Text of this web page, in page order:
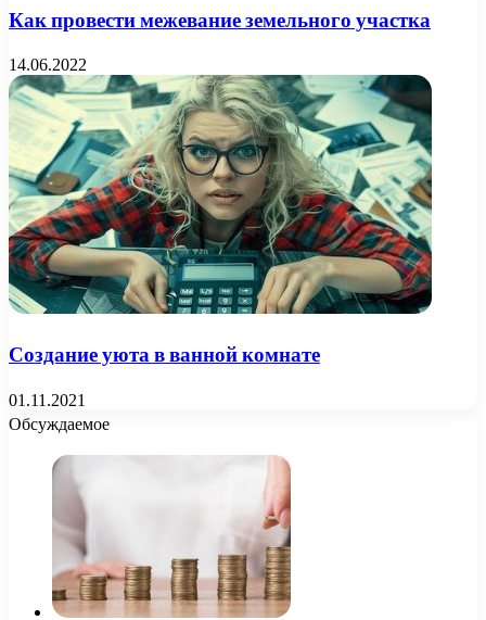
Как провести межевание земельного участка
14.06.2022
Создание уюта в ванной комнате
01.11.2021
Обсуждаемое